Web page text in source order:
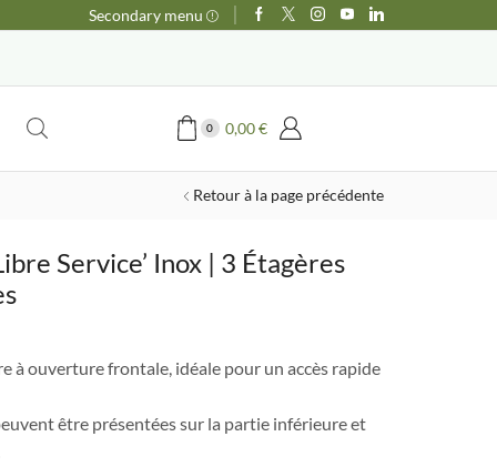
Secondary menu
0 0,00€
Retour à la page précédente
Service’ Inox | 3 Étagères
€.
à ouverture frontale, idéale pour un accès rapide
être présentées sur la partie inférieure et